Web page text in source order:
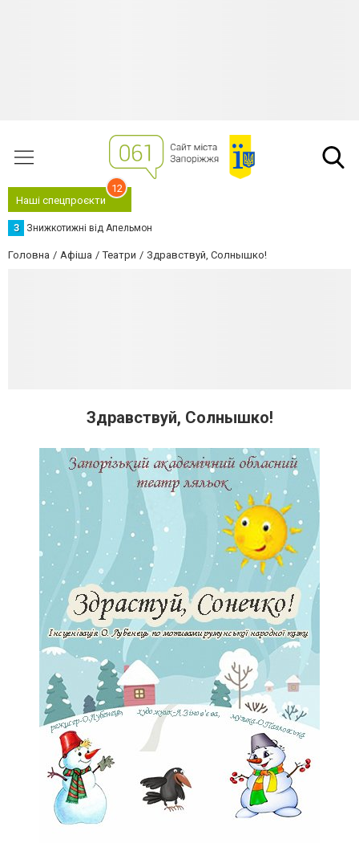
Наші спецпроєкти
12
З Знижкотижні від Апельмон
Головна Афіша Театри Здравствуй, Солнышко!
Здравствуй, Солнышко!